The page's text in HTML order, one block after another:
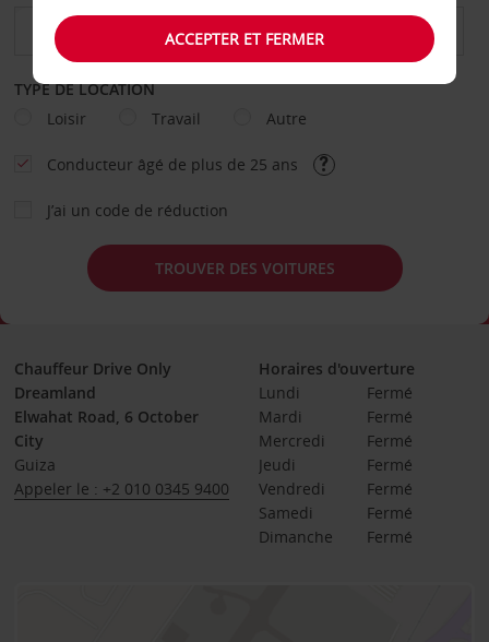
TYPE DE LOCATION
Loisir
Travail Autre
Conducteur âgé de plus de 25 ans
J’ai un code de réduction
TROUVER DES VOITURES
Chauffeur Drive Only
Dreamland
Elwahat Road, 6 October
City
Guiza
Appeler le : +2 010 0345 9400
Horaires d'ouverture
Lundi
Fermé
Mardi
Fermé
Mercredi
Fermé
Jeudi
Fermé
Vendredi
Fermé
Samedi
Fermé
Dimanche
Fermé
ACCEPTER ET FERMER